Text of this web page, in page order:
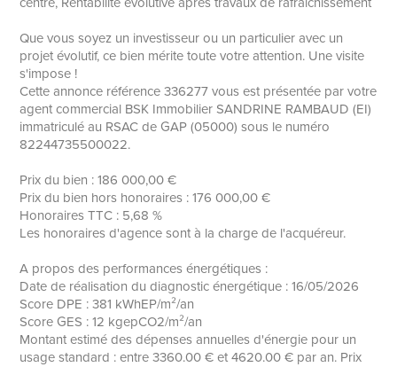
Que vous soyez un investisseur ou un particulier avec un
projet évolutif, ce bien mérite toute votre attention. Une visite
s'impose !
Cette annonce référence 336277 vous est présentée par votre
agent commercial BSK Immobilier SANDRINE RAMBAUD (EI)
immatriculé au RSAC de GAP (05000) sous le numéro
82244735500022.
Prix du bien : 186 000,00 €
Prix du bien hors honoraires : 176 000,00 €
Honoraires TTC : 5,68 %
Les honoraires d'agence sont à la charge de l'acquéreur.
A propos des performances énergétiques :
Date de réalisation du diagnostic énergétique : 16/05/2026
Score DPE : 381 kWhEP/m²/an
Score GES : 12 kgepCO2/m²/an
Montant estimé des dépenses annuelles d'énergie pour un
usage standard : entre 3360.00 € et 4620.00 € par an. Prix